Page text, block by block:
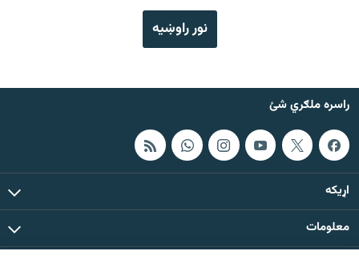
نور راوښيه
راسره ملګري شئ
اړيکه
معلومات